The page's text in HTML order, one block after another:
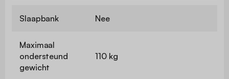
Slaapbank Nee
Maximaal
ondersteund
gewicht
110 kg